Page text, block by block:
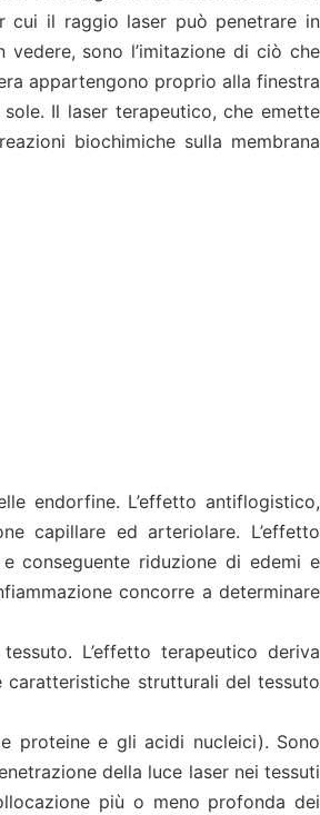
cui il raggio laser può penetrare in
sono l’imitazione di ciò che
appartengono proprio alla finestra
Il laser terapeutico, che emette
biochimiche sulla membrana
endorfine. L’effetto antiflogistico,
capillare ed arteriolare. L’effetto
conseguente riduzione di edemi e
concorre a determinare
L’effetto terapeutico deriva
caratteristiche strutturali del tessuto
proteine e gli acidi nucleici). Sono
della luce laser nei tessuti
più o meno profonda dei